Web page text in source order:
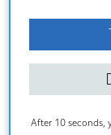
After 10 seconds,